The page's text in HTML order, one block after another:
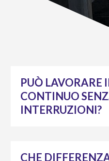
PUÒ LAVORARE
CONTINUO
INTERRUZIONI?
CHE